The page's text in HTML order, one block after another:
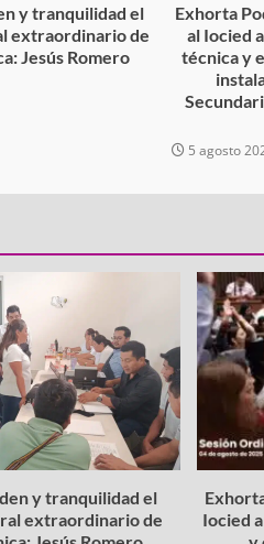
y tranquilidad el
extraordinario de
Jesús Romero
Exhorta
al Iocied
técnica y
5 agosto
y tranquilidad el
extraordinario de
Iocied